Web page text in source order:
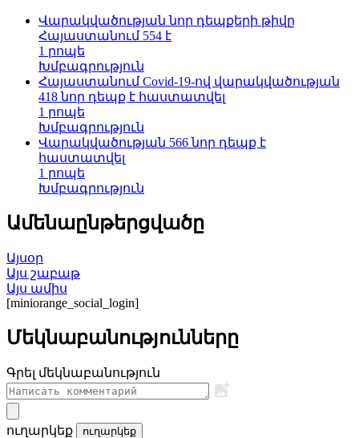
Վարակվածության նոր դեպքերի թիվը
Հայաստանում 554 է
1 րոպե
Խմբագրություն
Հայաստանում Covid-19-ով վարակվածության
418 նոր դեպք է հաստատվել
1 րոպե
Խմբագրություն
Վարակվածության 566 նոր դեպք է
հաստատվել
1 րոպե
Խմբագրություն
Ամենաընթերցվածը
Այսօր
Այս շաբաթ
Այս ամիս
[miniorange_social_login]
Մեկնաբանությունները
Գրել մեկնաբանություն
ուղարկեք ուղարկեք